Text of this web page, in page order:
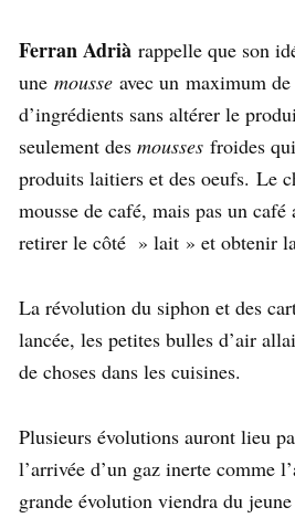
Ferran Adrià rappelle que son
une mousse avec un maximum
d’ingrédients sans altérer le
seulement des mousses froides
produits laitiers et des oeufs. Le
mousse de café, mais pas un
retirer le côté » lait » et obtenir
La révolution du siphon et des
lancée, les petites bulles d’air
de choses dans les cuisines.
Plusieurs évolutions auront lieu
l’arrivée d’un gaz inerte comme
grande évolution viendra du